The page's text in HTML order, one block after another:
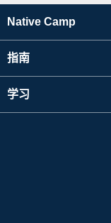
Native Camp
指南
学习